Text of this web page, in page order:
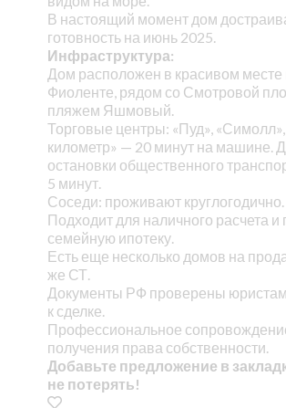
В настоящий момент дом
готовность на июнь 2025.
Инфраструктура:
Дом расположен в красивом месте
Фиоленте, рядом со Смотровой
пляжем Яшмовый.
Торговые центры: «Пуд»,
километр» — 20 минут на машине.
остановки общественного
5 минут.
Соседи: проживают круглогодично.
Подходит для наличного расчета и
семейную ипотеку.
Есть еще несколько домов на
же СТ.
Документы РФ проверены
к сделке.
Профессиональное
получения права собственности.
Добавьте предложение в
не потерять!